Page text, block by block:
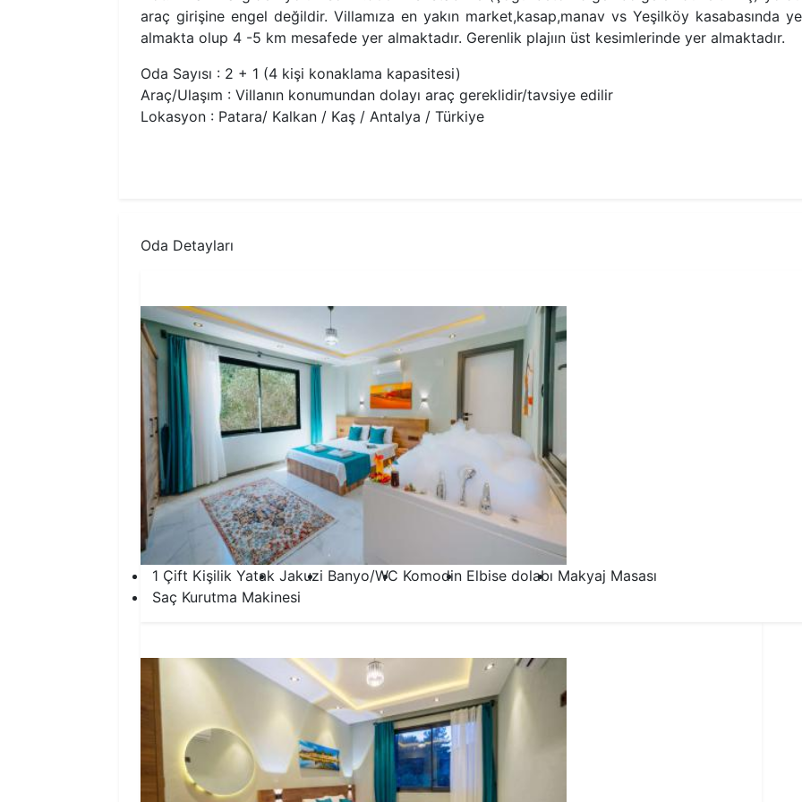
araç girişine engel değildir. Villamıza en yakın market,kasap,manav vs Yeşilköy kasabasında
almakta olup 4 -5 km mesafede yer almaktadır. Gerenlik plajıın üst kesimlerinde yer almaktadır.
Oda Sayısı : 2 + 1 (4 kişi konaklama kapasitesi)
Araç/Ulaşım : Villanın konumundan dolayı araç gereklidir/tavsiye edilir
Lokasyon : Patara/ Kalkan / Kaş / Antalya / Türkiye
Oda Detayları
1 Çift Kişilik Yatak Jakuzi Banyo/WC Komodin Elbise dolabı Makyaj Masası
Saç Kurutma Makinesi